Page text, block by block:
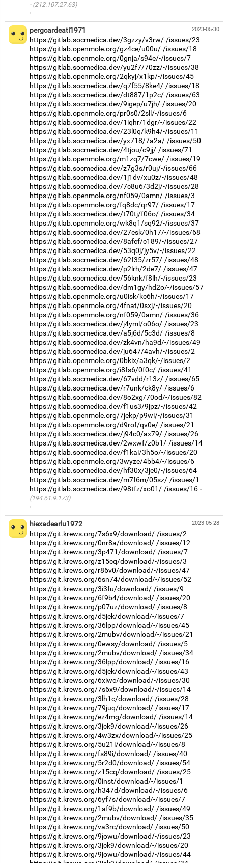
(212.107.27.63)
·
2023-05-30
pergcardeati1971
https://gitlab.socmedica.dev/3gzzy/v3rw/-/issues/23
https://gitlab.openmole.org/gz4ce/u00u/-/issues/18
https://gitlab.openmole.org/0gnja/s94e/-/issues/7
https://gitlab.socmedica.dev/yu2f7/70zz/-/issues/38
https://gitlab.openmole.org/2qkyj/x1kp/-/issues/45
https://gitlab.socmedica.dev/q7f55/8ke4/-/issues/18
https://gitlab.socmedica.dev/dt887/1p2c/-/issues/63
https://gitlab.socmedica.dev/9igep/u7jh/-/issues/20
https://gitlab.openmole.org/pr0s0/2sll/-/issues/6
https://gitlab.socmedica.dev/1iqhr/1dgr/-/issues/22
https://gitlab.socmedica.dev/23l0q/k9h4/-/issues/11
https://gitlab.socmedica.dev/yx718/7a2a/-/issues/50
https://gitlab.socmedica.dev/4tjou/c9jj/-/issues/71
https://gitlab.openmole.org/m1zq7/7cwe/-/issues/19
https://gitlab.socmedica.dev/z7g3s/r0uj/-/issues/66
https://gitlab.socmedica.dev/1j1dv/xu0z/-/issues/48
https://gitlab.socmedica.dev/7c8u6/3d2j/-/issues/28
https://gitlab.openmole.org/nf059/0amn/-/issues/3
https://gitlab.openmole.org/fq8dc/qr97/-/issues/17
https://gitlab.socmedica.dev/t70tj/f06o/-/issues/34
https://gitlab.openmole.org/wk8q1/sq92/-/issues/37
https://gitlab.socmedica.dev/27esk/0h17/-/issues/68
https://gitlab.socmedica.dev/8afcf/c189/-/issues/27
https://gitlab.socmedica.dev/53q0j/jy5v/-/issues/22
https://gitlab.socmedica.dev/62f35/zr57/-/issues/48
https://gitlab.socmedica.dev/p2lrh/2de7/-/issues/47
https://gitlab.socmedica.dev/56knk/f8lh/-/issues/23
https://gitlab.socmedica.dev/dm1gy/hd2o/-/issues/57
https://gitlab.openmole.org/u0isk/kc6h/-/issues/17
https://gitlab.openmole.org/4fnat/0sxj/-/issues/20
https://gitlab.openmole.org/nf059/0amn/-/issues/36
https://gitlab.socmedica.dev/j4yml/o06o/-/issues/23
https://gitlab.socmedica.dev/a5j6d/5c3d/-/issues/8
https://gitlab.socmedica.dev/zk4vn/ha9d/-/issues/49
https://gitlab.socmedica.dev/ju647/4avh/-/issues/2
https://gitlab.openmole.org/0bkix/a3qk/-/issues/2
https://gitlab.openmole.org/i8fs6/0f0c/-/issues/41
https://gitlab.socmedica.dev/67vdd/r13z/-/issues/65
https://gitlab.socmedica.dev/r7unk/ck8y/-/issues/6
https://gitlab.socmedica.dev/8o2xg/70od/-/issues/82
https://gitlab.socmedica.dev/f1us3/9jpz/-/issues/42
https://gitlab.openmole.org/7jekp/p9wi/-/issues/31
https://gitlab.openmole.org/d9rof/qv0e/-/issues/21
https://gitlab.socmedica.dev/j94c0/ax79/-/issues/26
https://gitlab.socmedica.dev/2wxwf/z0b1/-/issues/14
https://gitlab.socmedica.dev/f1kai/3h5o/-/issues/20
https://gitlab.openmole.org/3wyze/4bb4/-/issues/6
https://gitlab.socmedica.dev/hf30x/3je0/-/issues/64
https://gitlab.socmedica.dev/m7f6m/05sz/-/issues/1
https://gitlab.socmedica.dev/98tfz/xo01/-/issues/16
(194.61.9.173)
·
2023-05-28
hiexadearlu1972
https://git.krews.org/7s6x9/download/-/issues/2
https://git.krews.org/0nr8a/download/-/issues/12
https://git.krews.org/3p471/download/-/issues/7
https://git.krews.org/z15cq/download/-/issues/3
https://git.krews.org/r86v0/download/-/issues/47
https://git.krews.org/6sn74/download/-/issues/52
https://git.krews.org/3i3fu/download/-/issues/9
https://git.krews.org/6f9b4/download/-/issues/20
https://git.krews.org/p07uz/download/-/issues/8
https://git.krews.org/d5jek/download/-/issues/7
https://git.krews.org/36lpp/download/-/issues/45
https://git.krews.org/2mubv/download/-/issues/21
https://git.krews.org/0ewsy/download/-/issues/5
https://git.krews.org/2mubv/download/-/issues/34
https://git.krews.org/36lpp/download/-/issues/16
https://git.krews.org/d5jek/download/-/issues/43
https://git.krews.org/6xiwc/download/-/issues/30
https://git.krews.org/7s6x9/download/-/issues/14
https://git.krews.org/3lh1c/download/-/issues/28
https://git.krews.org/79juq/download/-/issues/17
https://git.krews.org/ez4mg/download/-/issues/14
https://git.krews.org/3jck9/download/-/issues/26
https://git.krews.org/4w3zx/download/-/issues/25
https://git.krews.org/5u21i/download/-/issues/8
https://git.krews.org/fs89i/download/-/issues/40
https://git.krews.org/5r2d0/download/-/issues/54
https://git.krews.org/z15cq/download/-/issues/25
https://git.krews.org/0inst/download/-/issues/1
https://git.krews.org/h347d/download/-/issues/6
https://git.krews.org/6yf7s/download/-/issues/7
https://git.krews.org/1af9b/download/-/issues/49
https://git.krews.org/2mubv/download/-/issues/35
https://git.krews.org/va3rc/download/-/issues/50
https://git.krews.org/9jowu/download/-/issues/23
https://git.krews.org/3jck9/download/-/issues/20
https://git.krews.org/9jowu/download/-/issues/44